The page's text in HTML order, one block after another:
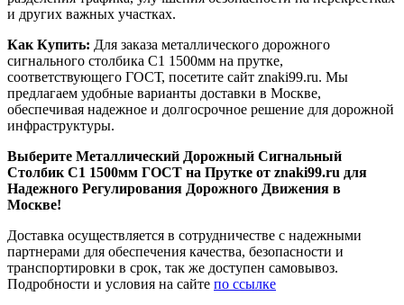
и других важных участках.
Как Купить: Для заказа металлического дорожного
сигнального столбика С1 1500мм на прутке,
соответствующего ГОСТ, посетите сайт znaki99.ru. Мы
предлагаем удобные варианты доставки в Москве,
обеспечивая надежное и долгосрочное решение для дорожной
инфраструктуры.
Выберите Металлический Дорожный Сигнальный
Столбик С1 1500мм ГОСТ на Прутке от znaki99.ru для
Надежного Регулирования Дорожного Движения в
Москве!
Доставка осуществляется в сотрудничестве с надежными
партнерами для обеспечения качества, безопасности и
транспортировки в срок, так же доступен самовывоз.
Подробности и условия на сайте по ссылке